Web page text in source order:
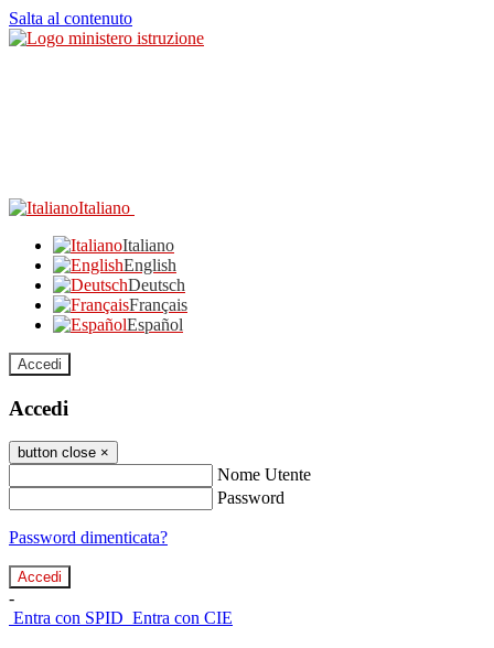
Salta al contenuto
Italiano
Italiano
English
Deutsch
Français
Español
Accedi
Accedi
button close ×
Nome Utente
Password
Password dimenticata?
-
Entra con SPID Entra con CIE